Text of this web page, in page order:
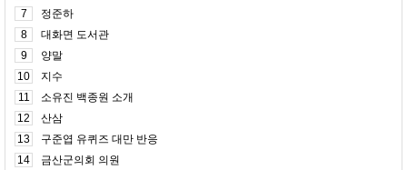
7
정준하
8
대화면 도서관
9
양말
10
지수
11
소유진 백종원 소개
12
산삼
13
구준엽 유퀴즈 대만 반응
14
금산군의회 의원